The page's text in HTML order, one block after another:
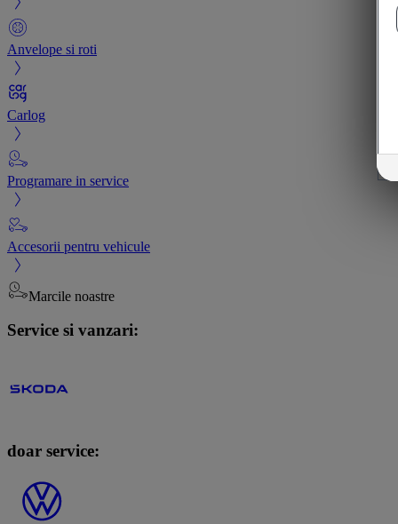
Anvelope si roti
Carlog
Programare in service
Accesorii pentru vehicule
Marcile noastre
Service si vanzari:
doar service: